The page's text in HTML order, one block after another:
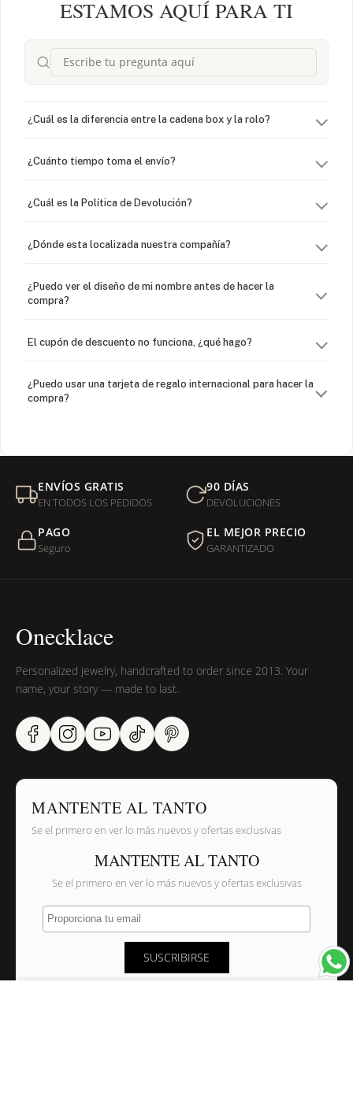
ESTAMOS AQUÍ PARA TI
¿Cuál es la diferencia entre la cadena box y la rolo?
¿Cuánto tiempo toma el envío?
¿Cuál es la Política de Devolución?
¿Dónde esta localizada nuestra compañía?
¿Puedo ver el diseño de mi nombre antes de hacer la
compra?
El cupón de descuento no funciona, ¿qué hago?
¿Puedo usar una tarjeta de regalo internacional para hacer la
compra?
Mi orden fue devuelta por USPS, ¿qué hago para que sea
entregada?
¿Sus productos son libres de níquel?
ENVÍOS GRATIS
EN TODOS LOS PEDIDOS
90 DÍAS
DEVOLUCIONES
PAGO
Seguro
EL MEJOR PRECIO
GARANTIZADO
Onecklace
Personalized jewelry, handcrafted to order since 2013. Your
name, your story — made to last.
MANTENTE AL TANTO
Se el primero en ver lo más nuevos y ofertas exclusivas
MANTENTE AL TANTO
Se el primero en ver lo más nuevos y ofertas exclusivas
Proporciona tu email
SUSCRIBIRSE